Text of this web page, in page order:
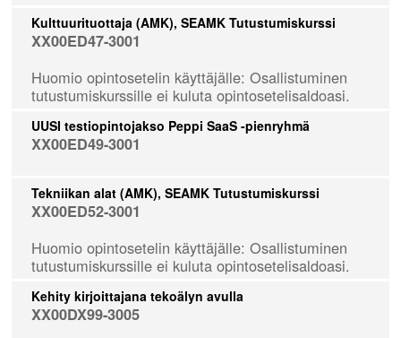
Kulttuurituottaja (AMK), SEAMK Tutustumiskurssi
XX00ED47-3001
Huomio opintosetelin käyttäjälle: Osallistuminen
tutustumiskurssille ei kuluta opintosetelisaldoasi.
UUSI testiopintojakso Peppi SaaS -pienryhmä
XX00ED49-3001
Tekniikan alat (AMK), SEAMK Tutustumiskurssi
XX00ED52-3001
Huomio opintosetelin käyttäjälle: Osallistuminen
tutustumiskurssille ei kuluta opintosetelisaldoasi.
Kehity kirjoittajana tekoälyn avulla
XX00DX99-3005